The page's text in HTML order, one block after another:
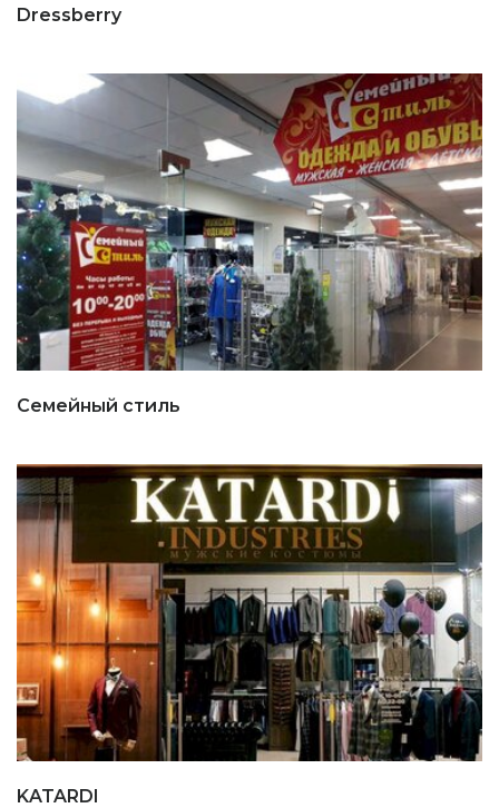
Dressberry
Семейный стиль
KATARDI